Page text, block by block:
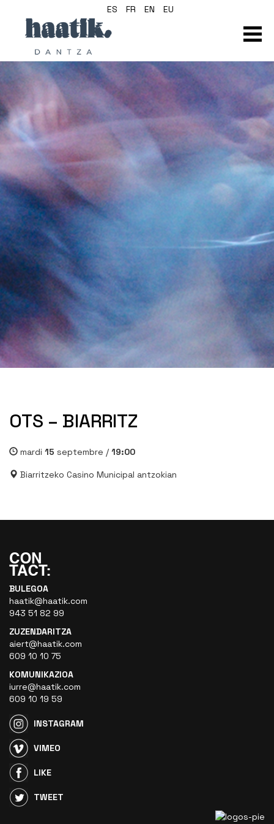
ES FR EN EU
OTS – BIARRITZ
mardi 15 septembre / 19:00
Biarritzeko Casino Municipal antzokian
BULEGOA
haatik@haatik.com
943 51 82 99
ZUZENDARITZA
aiert@haatik.com
609 10 10 75
KOMUNIKAZIOA
iurre@haatik.com
609 10 19 59
INSTAGRAM
VIMEO
LIKE
TWEET